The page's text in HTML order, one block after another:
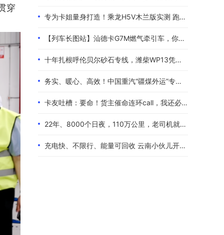
穿
专为卡姐量身打造！乘龙H5V木兰版实测 跑长途的糟心事全都解决了
【列车长图站】汕德卡G7M燃气牵引车，你是来“搅局”的吧？
十年扎根呼伦贝尔砂石专线，潍柴WP13凭硬核实力伴80后卡友创收增收
务实、暖心、高效！中国重汽“疆煤外运”专属服务政策体验报告
卡友吐槽：要命！货主催命连环call，我还必须四小时歇一次！
22年、8000个日夜，110万公里，老司机就是偏爱中国重汽！
充电快、不限行、能量可回收 云南小伙儿开着现代泓图EV放心跑烂路